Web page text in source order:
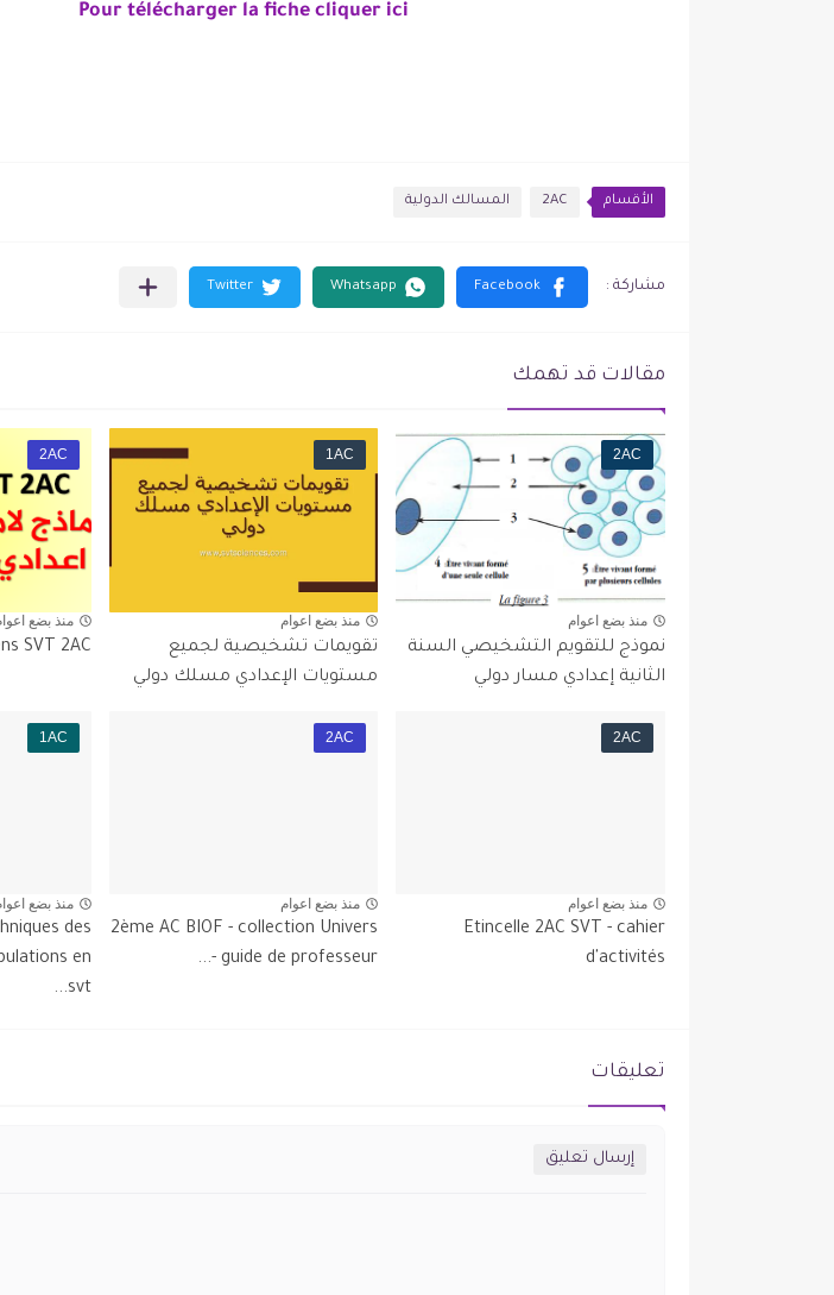
Pour télécharger la fiche cliquer ici
الأقسام 2AC المسالك الدولية
مقالات قد تهمك
2AC
منذ بضع اعوام
نموذج للتقويم التشخيصي السنة
الثانية إعدادي مسار دولي
1AC
منذ بضع اعوام
تقويمات تشخيصية لجميع
مستويات الإعدادي مسلك دولي
2AC
منذ بضع
SVT 2AC
2AC
منذ بضع اعوام
Etincelle 2AC SVT - cahier
d'activités
2AC
منذ بضع اعوام
2ème AC BIOF - collection Univers
- guide de professeur...
1AC
منذ بضع
des
en
svt...
تعليقات
إرسال تعليق